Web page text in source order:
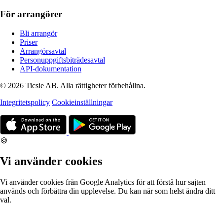
För arrangörer
Bli arrangör
Priser
Arrangörsavtal
Personuppgiftsbiträdesavtal
API-dokumentation
© 2026 Ticsie AB. Alla rättigheter förbehållna.
Integritetspolicy Cookieinställningar
🍪
Vi använder cookies
Vi använder cookies från Google Analytics för att förstå hur sajten
används och förbättra din upplevelse. Du kan när som helst ändra ditt
val.